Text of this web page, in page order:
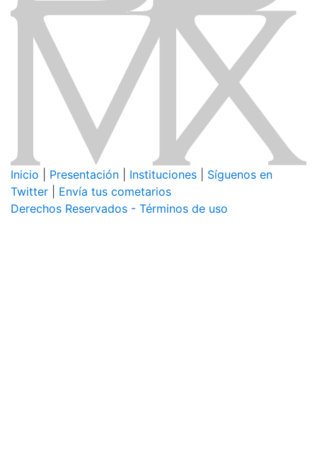
Inicio Presentación Instituciones
Síguenos en
Twitter
Envía tus cometarios
Derechos Reservados - Términos de uso